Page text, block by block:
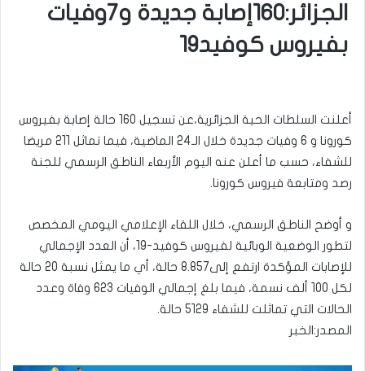
الجزائر:160إصابة جديدة و7وفيات
بفيروس كوفيد19
أعلنت السلطات الحية الجزائرية،عن تسجيل 160 حالة إصابة بفيروس
كورونا و 6 وفيات جديدة خلال الـ24 الماضية، فيما تماثل 211 مريضا
للشفاء، حسب ما أعلن عنه اليوم الأربعاء الناطق الرسمي للجنة
رصد ومتابعة فيروس كورونا.
و أوضح الناطق الرسمي، خلال اللقاء الإعلامي اليومي المخصص
لتطور الوضعية الوبائية لفيروس كوفيد-19، أن العدد الإجمالي
للإصابات المؤكدة ارتفع إلى8.857 حالة، أي ما يمثل نسبة 20 حالة
لكل 100 ألف نسمة، فيما بلغ إجمالي الوفيات 623 وفاة وعدد
الحالات التي تماثلت للشفاء 5129 حالة.
المصدر:الخبر